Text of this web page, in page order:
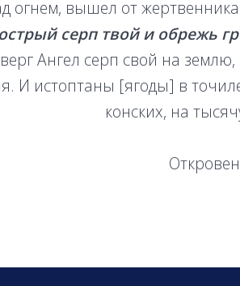
огнем, вышел от
серп твой и обрежь
Ангел серп свой на
И истоптаны [ягоды] в
конских, на